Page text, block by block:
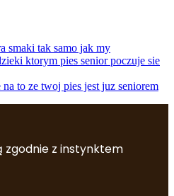
smaki tak samo jak my
ktorym pies senior poczuje sie
to ze twoj pies jest juz seniorem
z instynktem